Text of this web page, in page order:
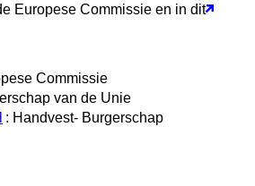
Europese Commissie en in dit
Commissie
van de Unie
: Handvest- Burgerschap